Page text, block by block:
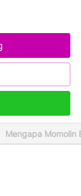
Mengapa Momolin